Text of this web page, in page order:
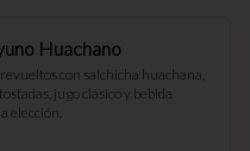
Huachano
con salchicha huachana,
jugo clásico y bebida
elección.